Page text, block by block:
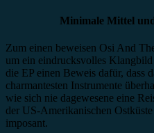
Minimale Mittel
Zum einen beweisen Osi And
um ein eindrucksvolles
die EP einen Beweis dafür, dass
charmantesten Instrumente
wie sich nie dagewesene eine
der US-Amerikanischen
imposant.